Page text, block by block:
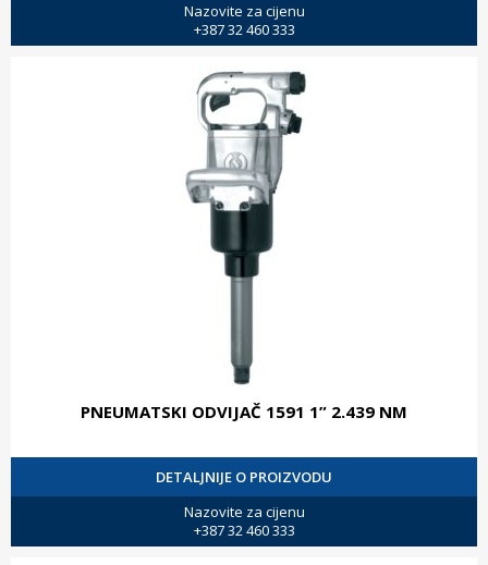
Nazovite za cijenu
+387 32 460 333
PNEUMATSKI ODVIJAČ 1591 1” 2.439 NM
DETALJNIJE O PROIZVODU
Nazovite za cijenu
+387 32 460 333